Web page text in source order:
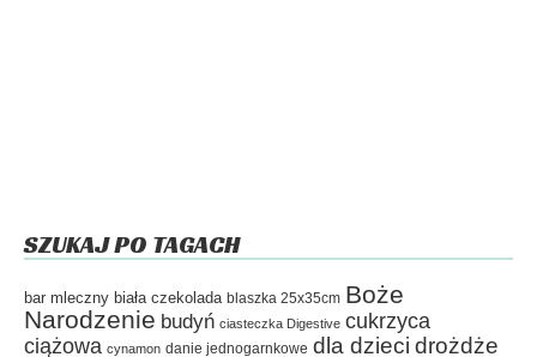
SZUKAJ PO TAGACH
bar mleczny biała czekolada blaszka 25x35cm Boże
Narodzenie budyń ciasteczka Digestive cukrzyca
ciążowa cynamon danie jednogarnkowe dla dzieci drożdże